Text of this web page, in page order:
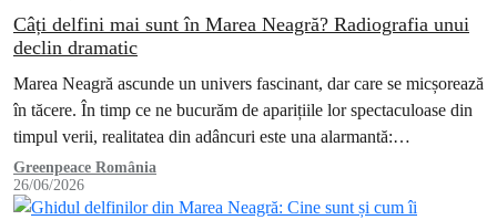
Câți delfini mai sunt în Marea Neagră? Radiografia unui
declin dramatic
Marea Neagră ascunde un univers fascinant, dar care se micșorează
în tăcere. În timp ce ne bucurăm de aparițiile lor spectaculoase din
timpul verii, realitatea din adâncuri este una alarmantă:…
Greenpeace România
26/06/2026